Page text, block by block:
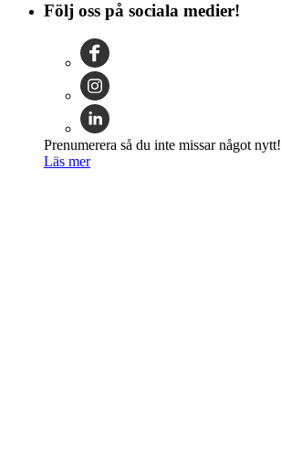
Följ oss på sociala medier!
Prenumerera så du inte missar något nytt!
Läs mer